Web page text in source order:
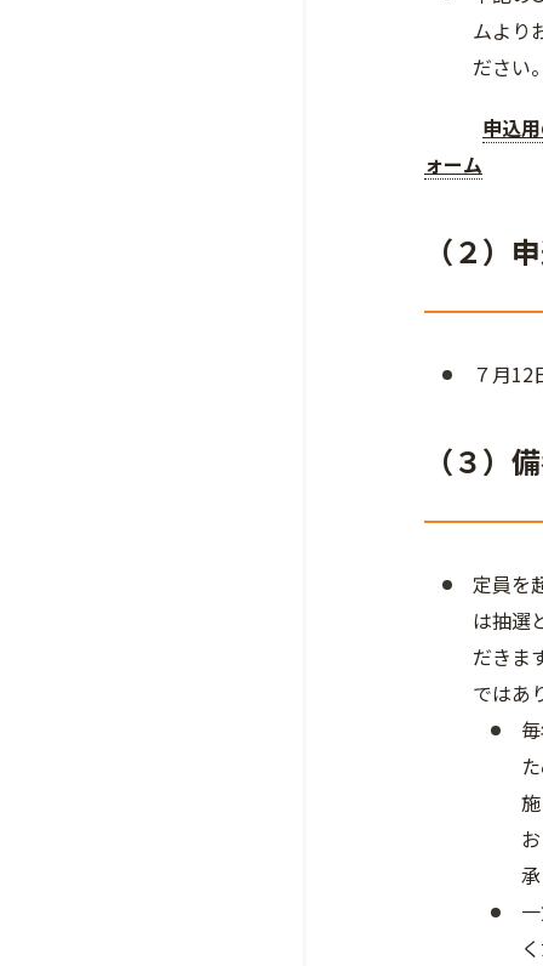
ムより
ださい
申込
ォーム
（２）
７月12
（３）
定員を
は抽選
だきま
ではあ